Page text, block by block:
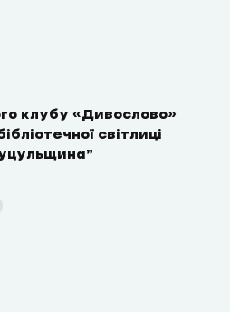
клубу «Дивослово»
світлиці